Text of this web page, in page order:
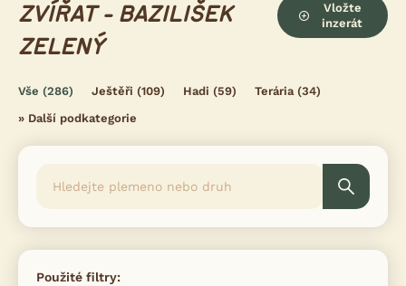
ZVÍŘAT - BAZILIŠEK
ZELENÝ
Vložte
inzerát
Vše (286) Ještěři (109) Hadi (59) Terária(34)
» Další podkategorie
Použité filtry: